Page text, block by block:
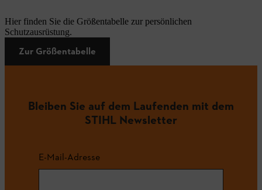
Hier finden Sie die Größentabelle zur persönlichen
Schutzausrüstung.
Zur Größentabelle
Bleiben Sie auf dem Laufenden mit dem
STIHL Newsletter
E-Mail-Adresse